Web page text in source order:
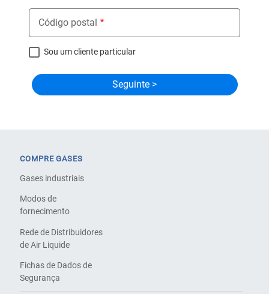
Código postal
Sou um cliente particular
COMPRE GASES
Gases industriais
Modos de
fornecimento
Rede de Distribuidores
de Air Liquide
Fichas de Dados de
Segurança